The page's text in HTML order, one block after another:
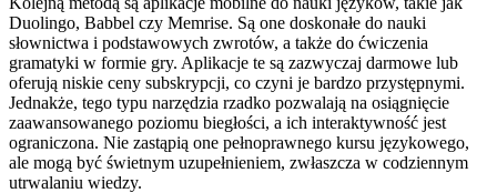
Duolingo, Babbel czy Memrise. Są one doskonałe do nauki
słownictwa i podstawowych zwrotów, a także do ćwiczenia
gramatyki w formie gry. Aplikacje te są zazwyczaj darmowe lub
oferują niskie ceny subskrypcji, co czyni je bardzo przystępnymi.
Jednakże, tego typu narzędzia rzadko pozwalają na osiągnięcie
zaawansowanego poziomu biegłości, a ich interaktywność jest
ograniczona. Nie zastąpią one pełnoprawnego kursu językowego,
ale mogą być świetnym uzupełnieniem, zwłaszcza w codziennym
utrwalaniu wiedzy.